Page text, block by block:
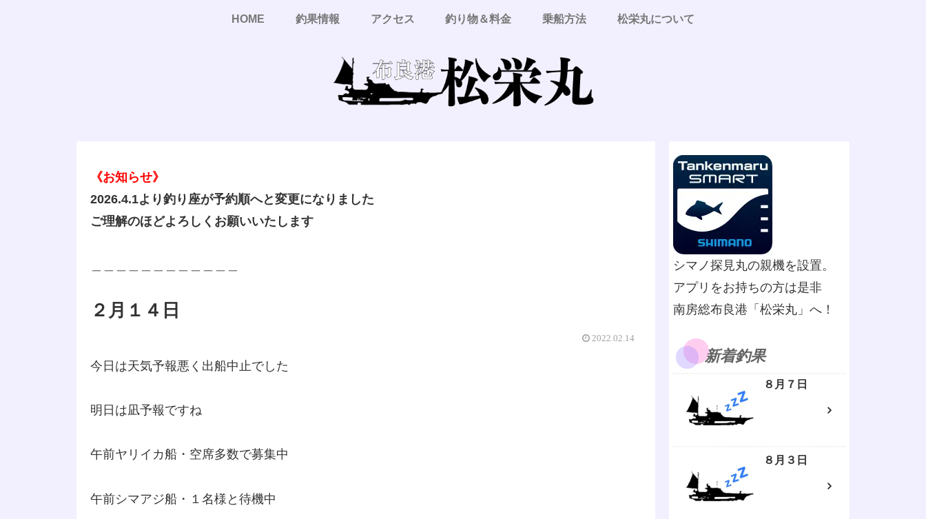
HOME 釣果情報 アクセス 釣り物＆料金 乗船方法 松栄丸について
《お知らせ》
2026.4.1より釣り座が予約順へと変更になりました
ご理解のほどよろしくお願いいたします
２月１４日
2022.02.14
今日は天気予報悪く出船中止でした
明日は凪予報ですね
午前ヤリイカ船・空席多数で募集中
午前シマアジ船・１名様と待機中
シマノ探見丸の親機を設置。
アプリをお持ちの方は是非
南房総布良港「松栄丸」へ！
新着釣果
８月７日
８月３日